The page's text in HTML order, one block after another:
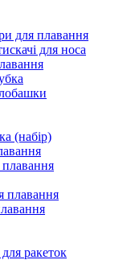
для плавання
для носа
(набір)
плавання
ракеток